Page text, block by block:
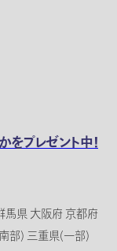
プレゼント中！
馬県 大阪府 京都府
部) 三重県(一部)